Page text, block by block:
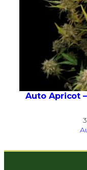
Auto Apricot